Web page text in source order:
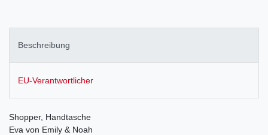
Beschreibung
EU-Verantwortlicher
Shopper, Handtasche
Eva von Emily & Noah